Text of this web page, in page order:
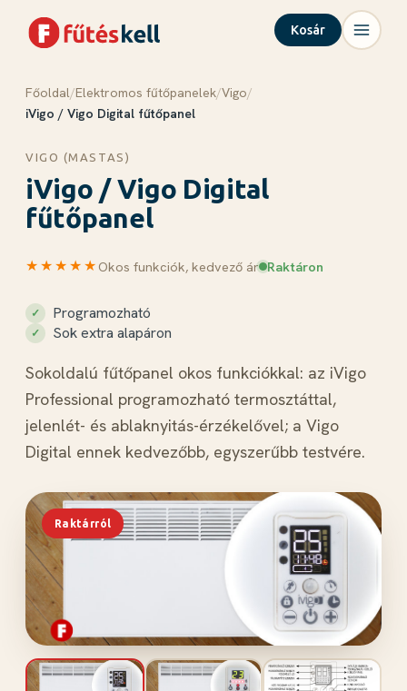
Kosár
Menü
Termékek
Rólunk
Tudástár
Kapcsolat
Kosár megnyitása →
Kosár
Főoldal/Elektromos fűtőpanelek/Vigo/
iVigo / Vigo Digital fűtőpanel
VIGO (MASTAS)
iVigo / Vigo Digital
fűtőpanel
★★★★★ Okos funkciók, kedvező ár Raktáron
Programozható
Sok extra alapáron
Sokoldalú fűtőpanel okos funkciókkal: az iVigo
Professional programozható termosztáttal,
jelenlét- és ablaknyitás-érzékelővel; a Vigo
Digital ennek kedvezőbb, egyszerűbb testvére.
Raktárról